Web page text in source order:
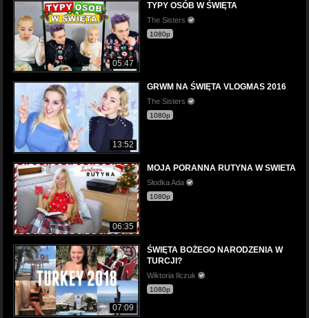
05:47
TYPY OSÓB W ŚWIĘTA
The Sisters
1080p
13:52
GRWM NA ŚWIĘTA VLOGMAS 2016
The Sisters
1080p
06:35
MOJA PORANNA RUTYNA W SWIETA
Słodka Ada
1080p
07:09
ŚWIĘTA BOŻEGO NARODZENIA W
TURCJI?
Wiktoria Ilczuk
1080p